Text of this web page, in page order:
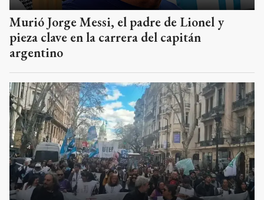
Murió Jorge Messi, el padre de Lionel y
pieza clave en la carrera del capitán
argentino